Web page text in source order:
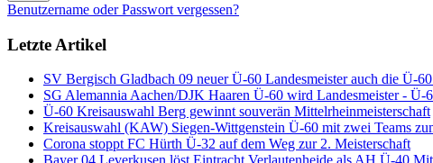
Benutzername oder Passwort vergessen?
Letzte Artikel
SV Bergisch Gladbach 09 neuer Ü-60 Landesmeister auch die Ü-
SG Alemannia Aachen/DJK Haaren Ü-60 wird Landesmeister -
Ü-60 Kreisauswahl Berg gewinnt souverän Mittelrheinmeisterschaft
Kreisauswahl (KAW) Siegen-Wittgenstein Ü-60 mit zwei Teams
Corona stoppt FC Hürth Ü-32 auf dem Weg zur 2. Meisterschaft